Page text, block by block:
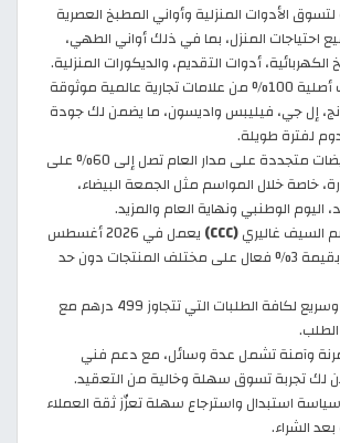
الأدوات المنزلية وأواني المطبخ العصرية
احتياجات المنزل، بما في ذلك أواني الطهي،
أدوات التقديم، والديكورات المنزلية.
يقدّم منتجات أصلية 100% من علامات تجارية عالمية موثوقة
إل جي، فيليبس واديسون، ما يضمن لك جودة
لفترة طويلة.
عروض وتخفيضات متجددة على مدار العام تصل إلى 60% على
خاصة خلال المواسم مثل الجمعة البيضاء،
اليوم الوطنبي ونهاية العام والمزيد.
السيف غاليري(CCC)
يعمل في 2026 أغسطس
خصم إضافي بقيمة 3% فعال على مختلف المنتجات دون حد
شحن مجاني وسريع لكافة الطلبات التي تتجاوز 499 درهم مع
وآمنة تشمل عدة وسائل، مع دعم فني
لك تجربة تسوق سهلة وخالية من التعقيد.
استبدال واسترجاع سهلة تعزّز ثقة العملاء
الشراء.